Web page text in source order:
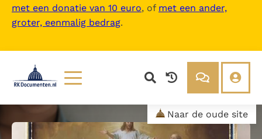
met een donatie van 10 euro, of met een ander,
groter, eenmalig bedrag.
Lezen
Documenten
Over ons
Over RK Documenten
Naar de oude site